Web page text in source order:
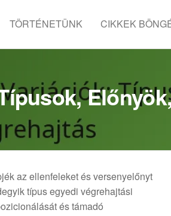
TÖRTÉNETÜNK CIKKEK
az ellenfeleket és versenyelőnyt
típus egyedi végrehajtási
és támadó